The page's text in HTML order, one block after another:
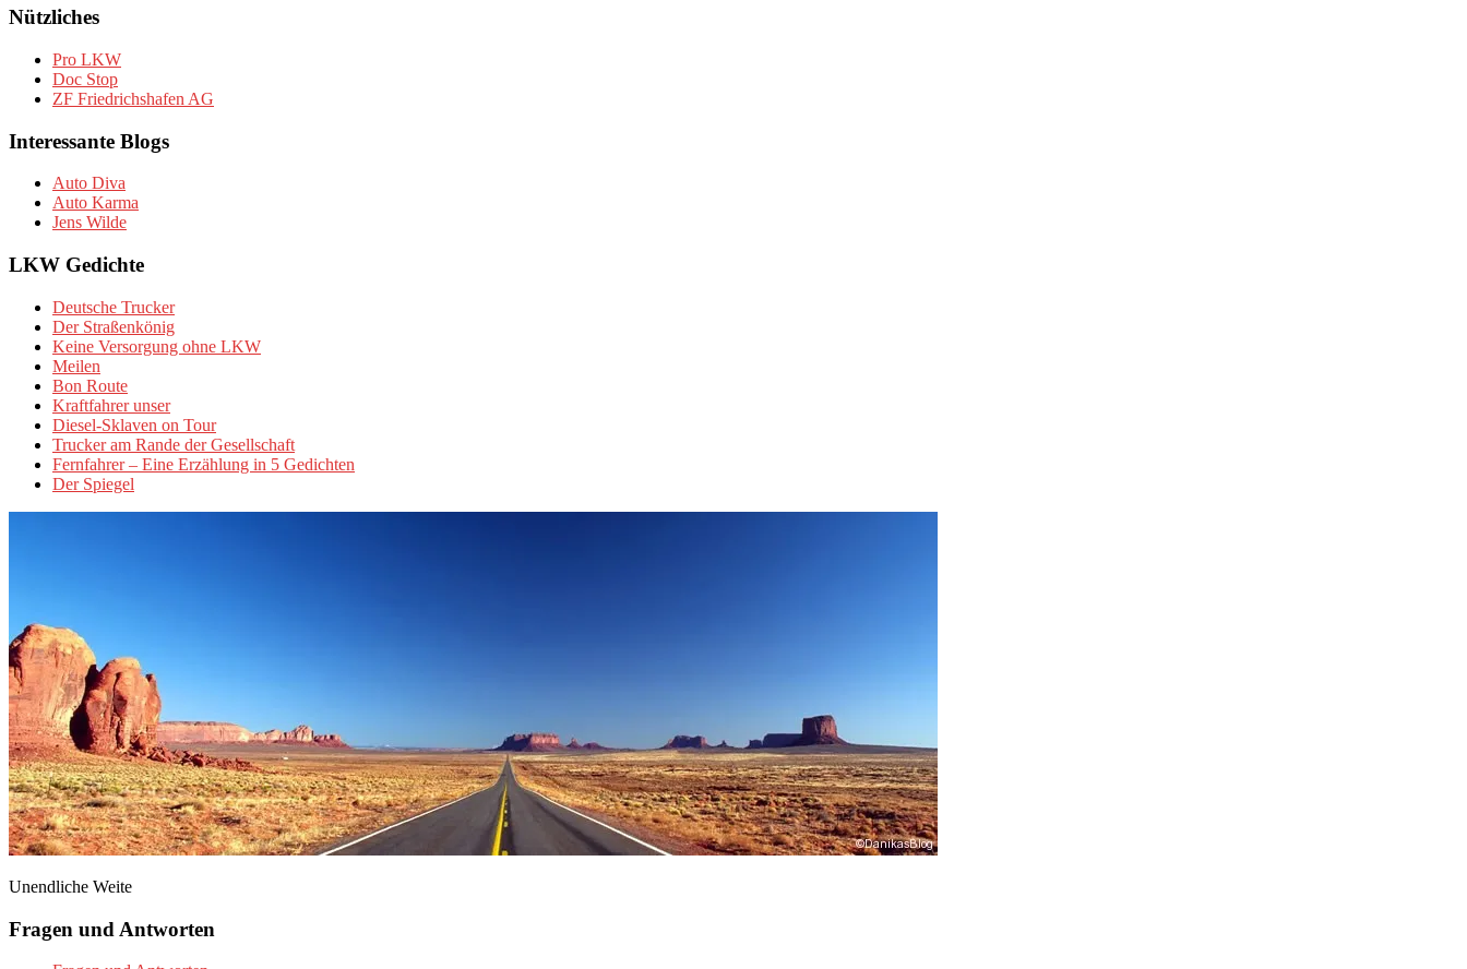
Nützliches
Pro LKW
Doc Stop
ZF Friedrichshafen AG
Interessante Blogs
Auto Diva
Auto Karma
Jens Wilde
LKW Gedichte
Deutsche Trucker
Der Straßenkönig
Keine Versorgung ohne LKW
Meilen
Bon Route
Kraftfahrer unser
Diesel-Sklaven on Tour
Trucker am Rande der Gesellschaft
Fernfahrer – Eine Erzählung in 5 Gedichten
Der Spiegel
Unendliche Weite
Fragen und Antworten